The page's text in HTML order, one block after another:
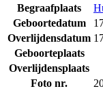
Begraafplaats
Geboortedatum
Overlijdensdatum
Geboorteplaats
Overlijdensplaats
Foto nr.